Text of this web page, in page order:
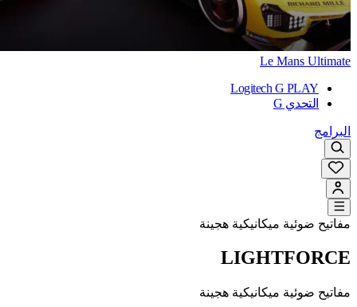
Le Mans Ultimate
Logitech G PLAY
التحدي G
البرامج
مفاتيح ضوئية ميكانيكية هجينة
LIGHTFORCE
مفاتيح ضوئية ميكانيكية هجينة